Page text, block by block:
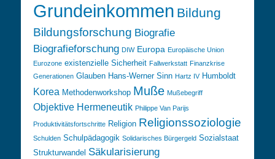
Grundeinkommen Bildung
Bildungsforschung Biografie
Biografieforschung DIW Europa Europäische Union
Eurozone existenzielle Sicherheit Fallwerkstatt Finanzkrise
Generationen Glauben Hans-Werner Sinn Hartz IV Humboldt
Korea Methodenworkshop Muße Mußebegriff
Objektive Hermeneutik Philippe Van Parijs
Produktivitätsfortschritte Religion Religionssoziologie
Schulden Schulpädagogik Solidarisches Bürgergeld Sozialstaat
Strukturwandel Säkularisierung